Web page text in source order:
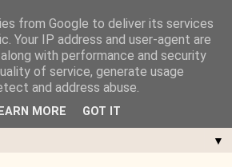
▼
from Google to deliver its services
Your IP address and user-agent are
with performance and security
of service, generate usage
and address abuse.
MORE GOT IT